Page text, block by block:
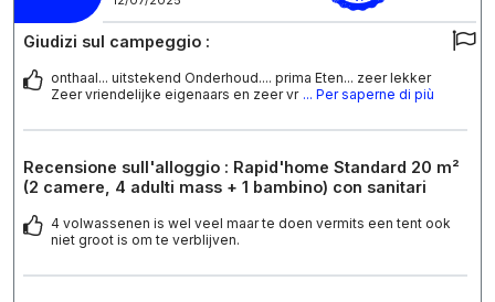
Giudizi sul campeggio :
onthaal... uitstekend Onderhoud.... prima Eten... zeer lekker
Zeer vriendelijke eigenaars en zeer vr ... Per saperne di più
Recensione sull'alloggio : Rapid'home Standard 20 m²
(2 camere, 4 adulti mass + 1 bambino) con sanitari
4 volwassenen is wel veel maar te doen vermits een tent ook
niet groot is om te verblijven.